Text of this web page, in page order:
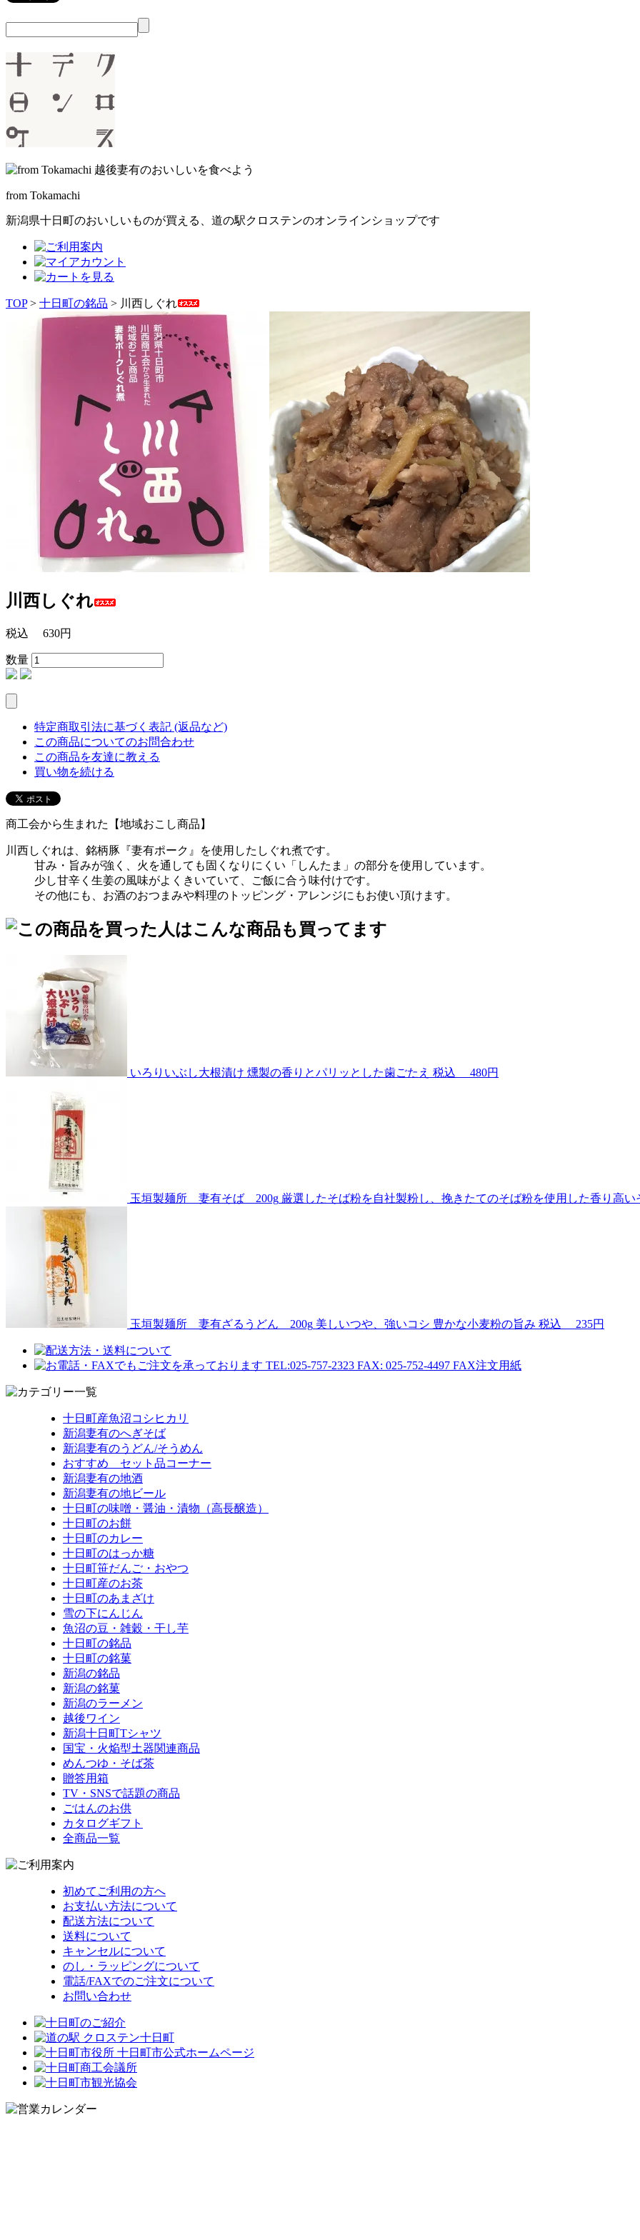
from Tokamachi
新潟県十日町のおいしいものが買える、 道の駅クロステンのオンラインショップです
TOP> 十日町の銘品 > 川西しぐれ
川西しぐれ
税込 630円
数量
特定商取引法に基づく表記 (返品など)
この商品についてのお問合わせ
この商品を友達に教える
買い物を続ける
商工会から生まれた【地域おこし商品】
川西しぐれは、銘柄豚『妻有ポーク』を使用したしぐれ煮です。
甘み・旨みが強く、火を通しても固くなりにくい「しんたま」の部分を使用しています。
少し甘辛く生姜の風味がよくきいていて、ご飯に合う味付けです。
その他にも、お酒のおつまみや料理のトッピング・アレンジにもお使い頂けます。
いろりいぶし大根漬け 燻製の香りとパリッとした歯ごたえ 税込 480円
玉垣製麺所 妻有そば 200g 厳選したそば粉を自社製粉し、挽きたてのそば粉を使用した香り高い
玉垣製麺所 妻有ざるうどん 200g 美しいつや、強いコシ 豊かな小麦粉の旨み 税込 235円
十日町産魚沼コシヒカリ
新潟妻有のへぎそば
新潟妻有のうどん/そうめん
おすすめ セット品コーナー
新潟妻有の地酒
新潟妻有の地ビール
十日町の味噌・醤油・漬物（高長醸造）
十日町のお餅
十日町のカレー
十日町のはっか糖
十日町笹だんご・おやつ
十日町産のお茶
十日町のあまざけ
雪の下にんじん
魚沼の豆・雑穀・干し芋
十日町の銘品
十日町の銘菓
新潟の銘品
新潟の銘菓
新潟のラーメン
越後ワイン
新潟十日町Tシャツ
国宝・火焔型土器関連商品
めんつゆ・そば茶
贈答用箱
TV・SNSで話題の商品
ごはんのお供
カタログギフト
全商品一覧
初めてご利用の方へ
お支払い方法について
配送方法について
送料について
キャンセルについて
のし・ラッピングについて
電話/FAXでのご注文について
お問い合わせ